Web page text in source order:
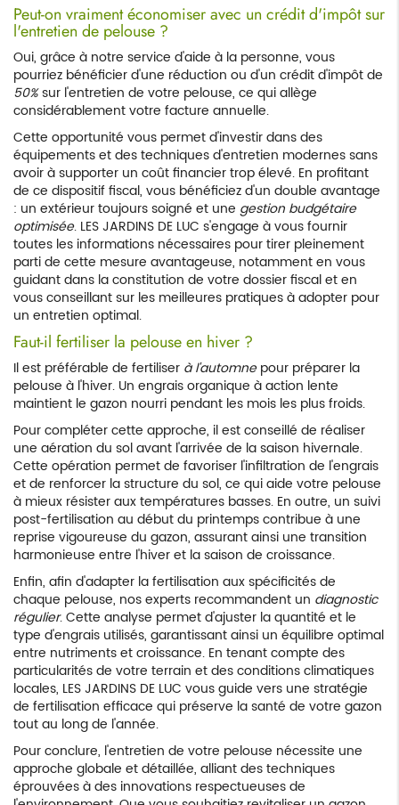
Peut-on vraiment économiser avec un crédit d'impôt sur
l'entretien de pelouse ?
Oui, grâce à notre service d'aide à la personne, vous
pourriez bénéficier d'une réduction ou d'un crédit d'impôt de
50%sur l'entretien de votre pelouse, ce qui allège
considérablement votre facture annuelle.
Cette opportunité vous permet d'investir dans des
équipements et des techniques d'entretien modernes sans
avoir à supporter un coût financier trop élevé. En profitant
de ce dispositif fiscal, vous bénéficiez d'un double avantage
: un extérieur toujours soigné et une gestion budgétaire
optimisée. LES JARDINS DE LUC s'engage à vous fournir
toutes les informations nécessaires pour tirer pleinement
parti de cette mesure avantageuse, notamment en vous
guidant dans la constitution de votre dossier fiscal et en
vous conseillant sur les meilleures pratiques à adopter pour
un entretien optimal.
Faut-il fertiliser la pelouse en hiver ?
Il est préférable de fertiliser à l'automnepour préparer la
pelouse à l'hiver. Un engrais organique à action lente
maintient le gazon nourri pendant les mois les plus froids.
Pour compléter cette approche, il est conseillé de réaliser
une aération du sol avant l'arrivée de la saison hivernale.
Cette opération permet de favoriser l'infiltration de l'engrais
et de renforcer la structure du sol, ce qui aide votre pelouse
à mieux résister aux températures basses. En outre, un suivi
post-fertilisation au début du printemps contribue à une
reprise vigoureuse du gazon, assurant ainsi une transition
harmonieuse entre l'hiver et la saison de croissance.
Enfin, afin d'adapter la fertilisation aux spécificités de
chaque pelouse, nos experts recommandent un diagnostic
régulier. Cette analyse permet d'ajuster la quantité et le
type d'engrais utilisés, garantissant ainsi un équilibre optimal
entre nutriments et croissance. En tenant compte des
particularités de votre terrain et des conditions climatiques
locales, LES JARDINS DE LUC vous guide vers une stratégie
de fertilisation efficace qui préserve la santé de votre gazon
tout au long de l'année.
Pour conclure, l'entretien de votre pelouse nécessite une
approche globale et détaillée, alliant des techniques
éprouvées à des innovations respectueuses de